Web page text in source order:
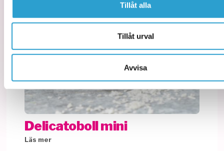
Tillåt alla
Tillåt urval
Avvisa
Delicatoboll mini
Läs mer